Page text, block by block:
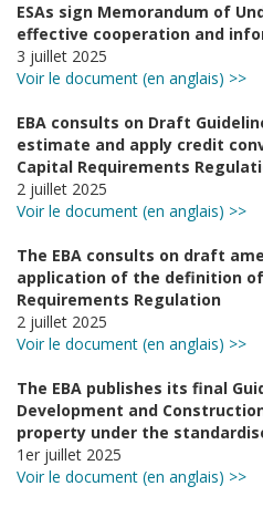
ESAs sign Memorandum of
effective cooperation and
3 juillet 2025
Voir le document (en anglais) >>
EBA consults on Draft
estimate and apply credit
Capital Requirements
2 juillet 2025
Voir le document (en anglais) >>
The EBA consults on draft
application of the definition
Requirements Regulation
2 juillet 2025
Voir le document (en anglais) >>
The EBA publishes its final
Development and
property under the
1er juillet 2025
Voir le document (en anglais) >>